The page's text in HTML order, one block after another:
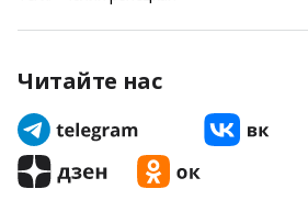
Читайте нас